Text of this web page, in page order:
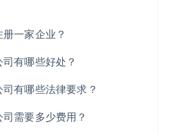
一家企业？
有哪些好处？
有哪些法律要求？
需要多少费用？